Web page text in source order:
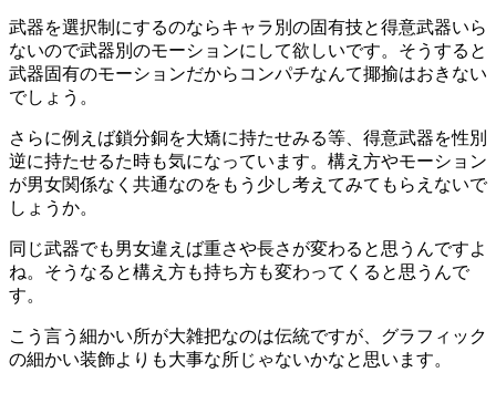
武器を選択制にするのならキャラ別の固有技と得意武器いら
ないので武器別のモーションにして欲しいです。そうすると
武器固有のモーションだからコンパチなんて揶揄はおきない
でしょう。
さらに例えば鎖分銅を大矯に持たせみる等、得意武器を性別
逆に持たせるた時も気になっています。構え方やモーション
が男女関係なく共通なのをもう少し考えてみてもらえないで
しょうか。
同じ武器でも男女違えば重さや長さが変わると思うんですよ
ね。そうなると構え方も持ち方も変わってくると思うんで
す。
こう言う細かい所が大雑把なのは伝統ですが、グラフィック
の細かい装飾よりも大事な所じゃないかなと思います。